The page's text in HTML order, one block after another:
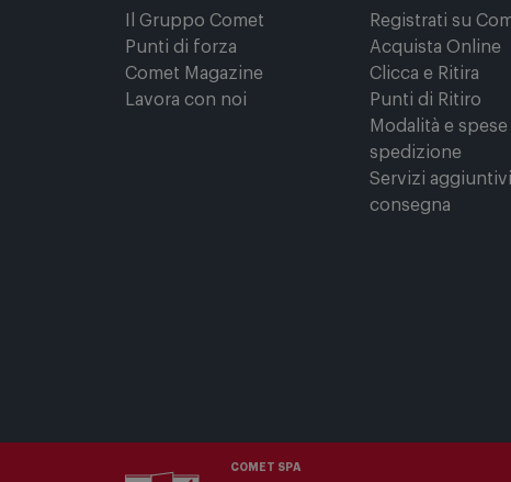
Il Gruppo Comet
Punti di forza
Comet Magazine
Lavora con noi
Registrati su
Acquista Online
Clicca e Ritira
Punti di Ritiro
Modalità e spese
spedizione
Servizi
consegna
COMET SPA